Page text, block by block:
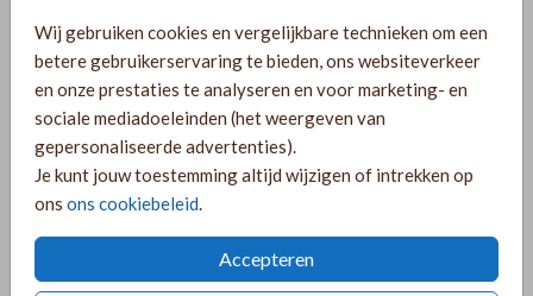
Wij gebruiken cookies en vergelijkbare technieken om een
betere gebruikerservaring te bieden, ons websiteverkeer
en onze prestaties te analyseren en voor marketing- en
sociale mediadoeleinden (het weergeven van
gepersonaliseerde advertenties).
Je kunt jouw toestemming altijd wijzigen of intrekken op
ons ons cookiebeleid.
Accepteren
PRODUCTINFORMATIE
OMSCHRIJVING
Een prachtig geboortekaartje met een beige achtergrond
naar wens aanpassen in de online editor!